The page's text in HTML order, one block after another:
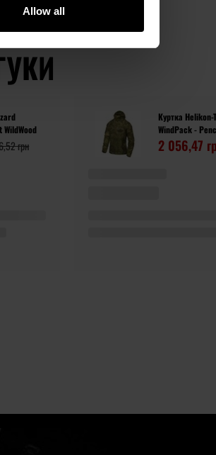
Allow all
грн
Куртка Helikon-
WindPack -
2 056,47